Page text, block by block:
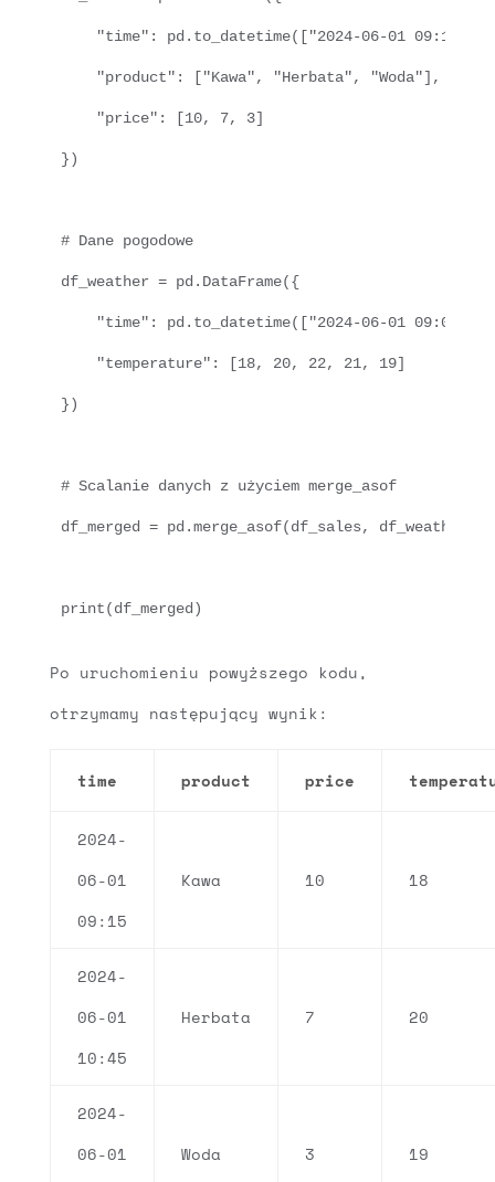
"time": pd.to_datetime(["2024-06-01 09:15",
    "product": ["Kawa", "Herbata", "Woda"],
    "price": [10, 7, 3]
})
# Dane pogodowe
df_weather = pd.DataFrame({
"time": pd.to_datetime(["2024-06-01 09:00",
    "temperature": [18, 20, 22, 21, 19]
})
# Scalanie danych z użyciem merge_asof
df_merged = pd.merge_asof(df_sales,
Po uruchomieniu powyższego kodu,
otrzymamy następujący wynik:
time product price
2024-
06-01
09:15
Kawa 10 18
2024-
06-01
10:45
Herbata 7 20
2024-
06-01
Woda 3 19